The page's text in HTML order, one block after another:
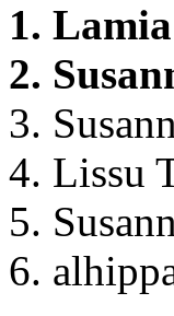
1.
2.
3.
4. Lissu
5.
6.